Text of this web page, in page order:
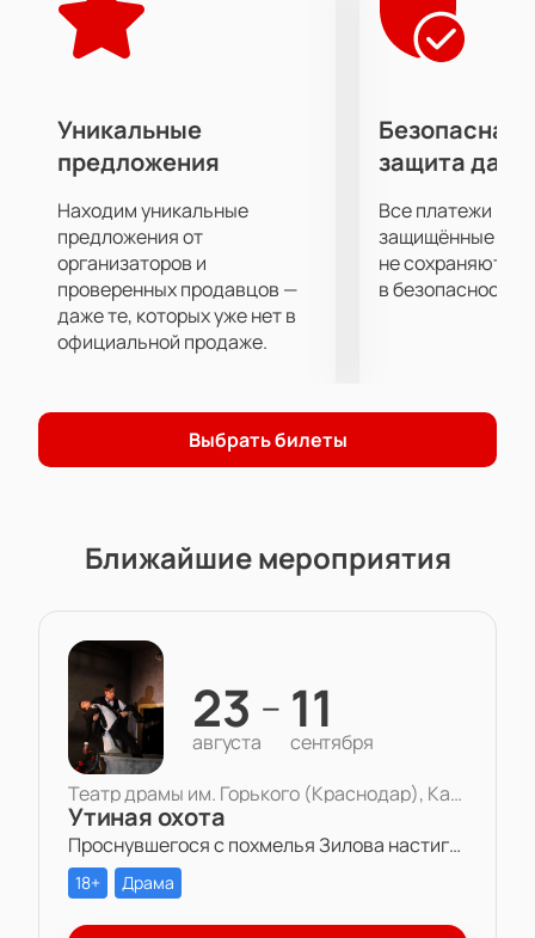
для выступлений как отечественных, так и
зарубежных звезд. Архитектура и интерьер театра
полному погружению в музыкальное действо.
Не упустите шанс стать частью этого
незабываемого события.
Купить билетына нашем
сайте — это простой и удобный способ обеспечить
себе место на концерте. Мы предлагаем широкий
выбор мест, чтобы каждый зритель мог выбрать
наиболее подходящий вариант.
Уникальные
предложения
Находим уникальные
предложения от
организаторов и
проверенных продавцов —
даже те, которых уже нет в
официальной продаже.
Безопасная
защита
Все платежи
защищённые
не сохраняются
в безопасности.
Выбрать билеты
Ближайшие мероприятия
23
августа
— 11
сентября
Театр драмы им. Горького (Краснодар), Камерная сцена
Утиная охота
Проснувшегося с похмелья Зилова настигает осознание того, что все, что он есть и все, что есть у него — бессмысленная игра. Игра в любовь, в справедливость, в дружбу, в успех.
18+ Драма